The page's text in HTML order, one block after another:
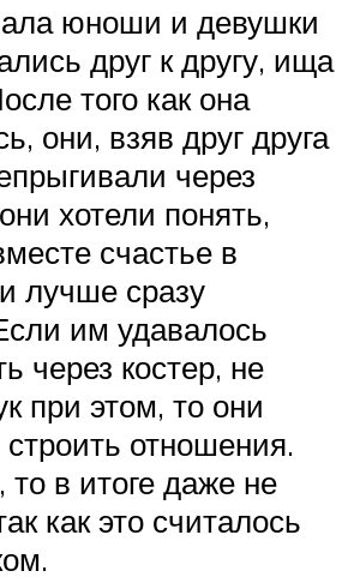
юноши и девушки
друг к другу, ища
того как она
они, взяв друг друга
через
хотели понять,
счастье в
лучше сразу
им удавалось
через костер, не
при этом, то они
отношения.
то в итоге даже не
как это считалось